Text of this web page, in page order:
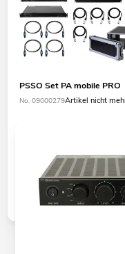
PSSO Set PA mobile PRO
No. 09000279Artikel nicht